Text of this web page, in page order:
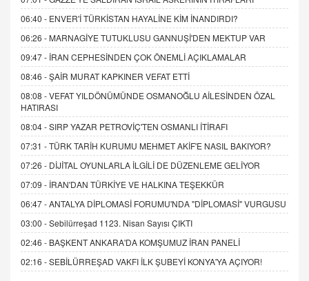
06:40 - ENVER'İ TÜRKİSTAN HAYALİNE KİM İNANDIRDI?
06:26 - MARNAGİYE TUTUKLUSU GANNUŞİ'DEN MEKTUP VAR
09:47 - İRAN CEPHESİNDEN ÇOK ÖNEMLİ AÇIKLAMALAR
08:46 -ŞAİR MURAT KAPKINER VEFAT ETTİ
08:08 -VEFAT YILDÖNÜMÜNDE OSMANOĞLU AİLESİNDEN ÖZAL
HATIRASI
08:04 -SIRP YAZAR PETROVİÇ'TEN OSMANLI İTİRAFI
07:31 -TÜRK TARİH KURUMU MEHMET AKİF'E NASIL BAKIYOR?
07:26 - DİJİTAL OYUNLARLA İLGİLİ DE DÜZENLEME GELİYOR
07:09 - İRAN'DAN TÜRKİYE VE HALKINA TEŞEKKÜR
06:47 -ANTALYA DİPLOMASİ FORUMU'NDA "DİPLOMASİ" VURGUSU
03:00 -Sebilürreşad 1123. Nisan Sayısı ÇIKTI
02:46 - BAŞKENT ANKARA'DA KOMŞUMUZ İRAN PANELİ
02:16 -SEBİLÜRREŞAD VAKFI İLK ŞUBEYİ KONYA'YA AÇIYOR!